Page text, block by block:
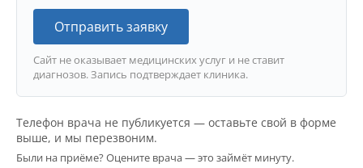
Отправить заявку
Сайт не оказывает медицинских услуг и не ставит
диагнозов. Запись подтверждает клиника.
Телефон врача не публикуется — оставьте свой в форме
выше, и мы перезвоним.
Были на приёме? Оцените врача — это займёт минуту.